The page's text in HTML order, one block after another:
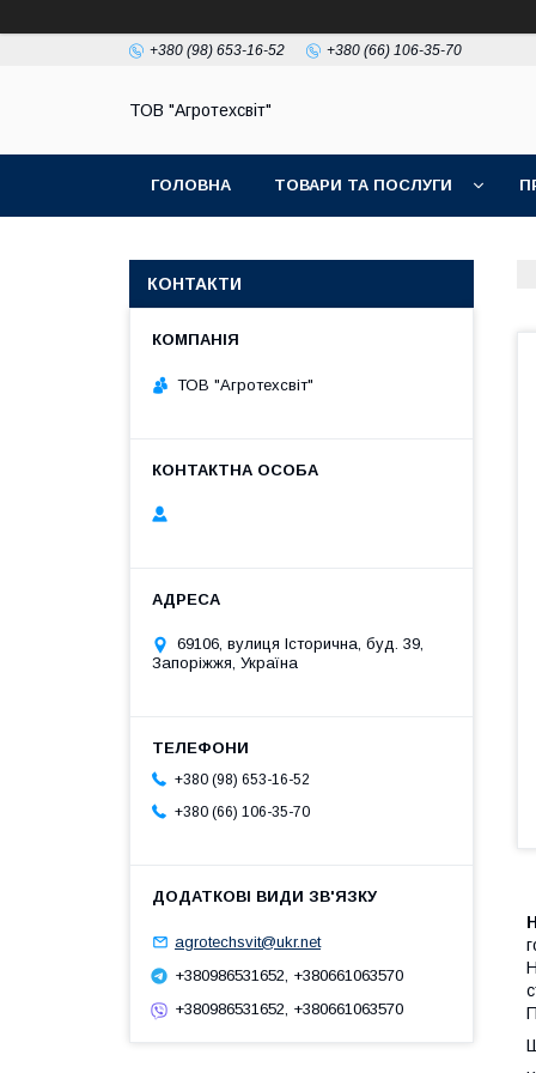
+380 (98) 653-16-52 +380 (66) 106-35-70
ТОВ "Агротехсвіт"
ГОЛОВНА ТОВАРИ ТА ПОСЛУГИ
КОНТАКТИ
ТОВ "Агротехсвіт"
69106, вулиця Історична, буд. 39,
Запоріжжя, Україна
+380 (98) 653-16-52
+380 (66) 106-35-70
agrotechsvit@ukr.net
+380986531652, +380661063570
+380986531652, +380661063570